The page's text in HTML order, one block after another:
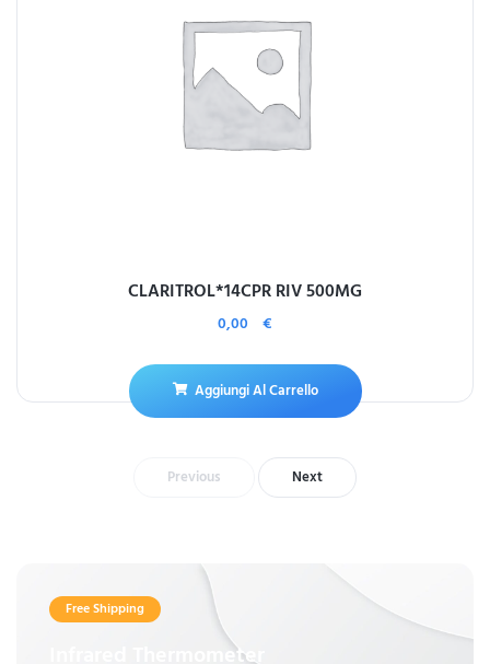
CLARITROL*14CPR RIV 500MG
0,00 €
Aggiungi Al Carrello
Previous Next
Free Shipping
Infrared Thermometer